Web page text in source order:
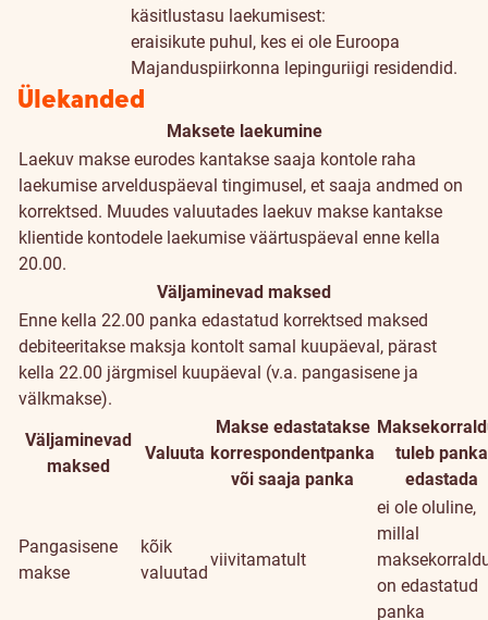
käsitlustasu laekumisest:
eraisikute puhul, kes ei ole Euroopa
Majanduspiirkonna lepinguriigi residendid.
Ülekanded
Maksete laekumine
Laekuv makse eurodes kantakse saaja kontole raha
laekumise arvelduspäeval tingimusel, et saaja andmed on
korrektsed. Muudes valuutades laekuv makse kantakse
klientide kontodele laekumise väärtuspäeval enne kella
20.00.
Väljaminevad maksed
Enne kella 22.00 panka edastatud korrektsed maksed
debiteeritakse maksja kontolt samal kuupäeval, pärast
kella 22.00 järgmisel kuupäeval (v.a. pangasisene ja
välkmakse).
Väljaminevad
maksed
Valuuta
Makse edastatakse
korrespondentpanka
või saaja panka
tuleb panka
edastada
Pangasisene
makse
kõik
valuutad
viivitamatult
ei ole oluline,
millal
on edastatud
panka